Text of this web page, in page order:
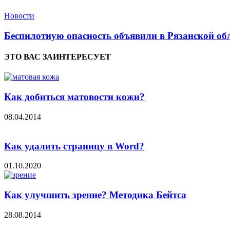
Новости
Беспилотную опасность объявили в Рязанской
ЭТО ВАС ЗАИНТЕРЕСУЕТ
Как добиться матовости кожи?
08.04.2014
Как удалить страницу в Word?
01.10.2020
Как улучшить зрение? Методика Бейтса
28.08.2014